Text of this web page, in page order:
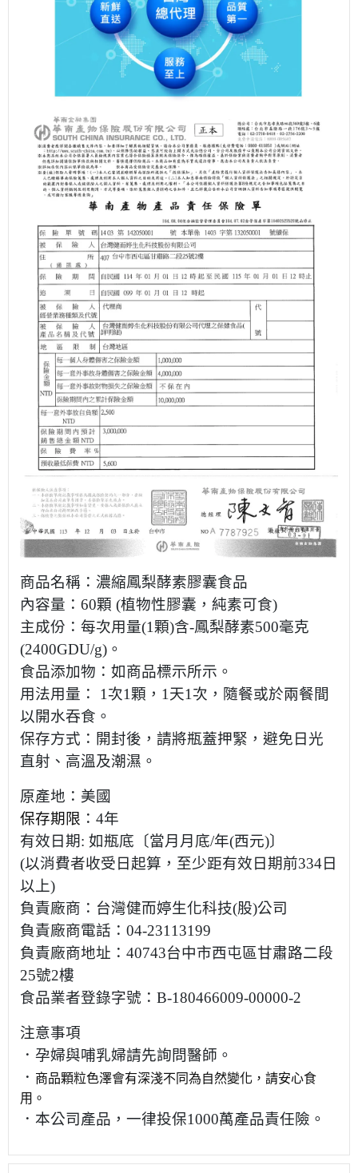
商品名稱：濃縮鳳梨酵素膠囊食品
內容量： 60顆 (植物性膠囊，純素可食)
主成份：每次用量(1 顆)含-鳳梨酵素500毫克
(2400GDU/g) 。
食品添加物：如商品標示所示。
用法用量：
1 次1 顆， 1 天1 次，隨餐或於兩餐間
以開水吞食。
保存方式：開封後，請將瓶蓋押緊，避免日光
直射、高溫及潮濕。
原產地：美國
保存期限 ： 4年
有效日期: 如瓶底〔當月月底/年(西元)〕
(以消費者收受日起算，至少距有效日期前334日
以上)
負責廠商：台灣健而婷生化科技(股)公司
負責廠商電話： 04-23113199
負責廠商地址： 40743台中市西屯區甘肅路二段
25號2樓
食品業者登錄字號： B-180466009-00000-2
注意事項
．孕婦與哺乳婦請先詢問醫師。
． 商品顆粒色澤會有深淺不同為自然變化，請安心食
用。
．本公司產品，一律投保1000萬產品責任險。